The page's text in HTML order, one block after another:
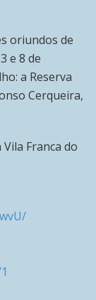
oriundos de
e 8 de
a Reserva
Cerqueira,
Franca do